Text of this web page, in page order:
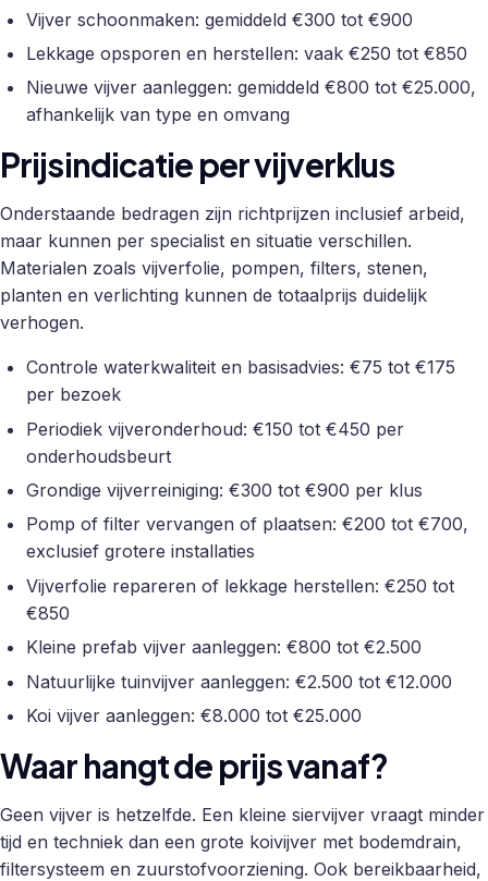
Vijver schoonmaken: gemiddeld €300 tot €900
Lekkage opsporen en herstellen: vaak €250 tot €850
Nieuwe vijver aanleggen: gemiddeld €800 tot €25.000,
afhankelijk van type en omvang
Prijsindicatie per vijverklus
Onderstaande bedragen zijn richtprijzen inclusief arbeid,
maar kunnen per specialist en situatie verschillen.
Materialen zoals vijverfolie, pompen, filters, stenen,
planten en verlichting kunnen de totaalprijs duidelijk
verhogen.
Controle waterkwaliteit en basisadvies: €75 tot €175
per bezoek
Periodiek vijveronderhoud: €150 tot €450 per
onderhoudsbeurt
Grondige vijverreiniging: €300 tot €900 per klus
Pomp of filter vervangen of plaatsen: €200 tot €700,
exclusief grotere installaties
Vijverfolie repareren of lekkage herstellen: €250 tot
€850
Kleine prefab vijver aanleggen: €800 tot €2.500
Natuurlijke tuinvijver aanleggen: €2.500 tot €12.000
Koi vijver aanleggen: €8.000 tot €25.000
Waar hangt de prijs vanaf?
Geen vijver is hetzelfde. Een kleine siervijver vraagt minder
tijd en techniek dan een grote koivijver met bodemdrain,
filtersysteem en zuurstofvoorziening. Ook bereikbaarheid,